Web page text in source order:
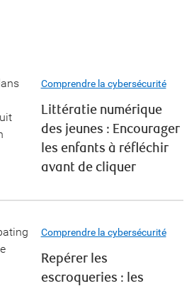
Comprendre la cybersécurité
Littératie numérique
des jeunes : Encourager
les enfants à réfléchir
avant de cliquer
Comprendre la cybersécurité
Repérer les
escroqueries : les